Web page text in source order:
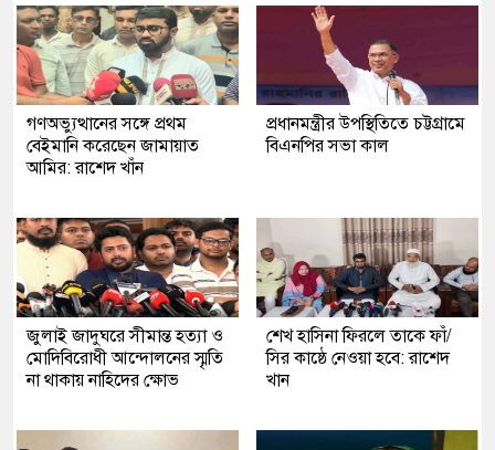
গণঅভ্যুত্থানের সঙ্গে প্রথম
বেইমানি করেছেন জামায়াত
আমির: রাশেদ খাঁন
প্রধানমন্ত্রীর উপস্থিতিতে চট্টগ্রামে
বিএনপির সভা কাল
জুলাই জাদুঘরে সীমান্ত হত্যা ও
মোদিবিরোধী আন্দোলনের স্মৃতি
না থাকায় নাহিদের ক্ষোভ
শেখ হাসিনা ফিরলে তাকে ফাঁ/
সির কাষ্ঠে নেওয়া হবে: রাশেদ
খান